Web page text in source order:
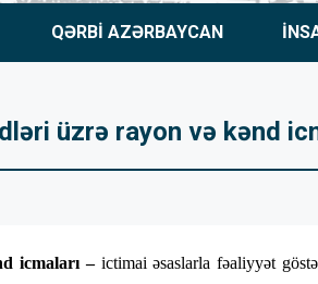
QƏRBİ AZƏRBAYCAN
üzrə rayon və kənd
icmaları – ictimai əsaslarla fəaliyyət